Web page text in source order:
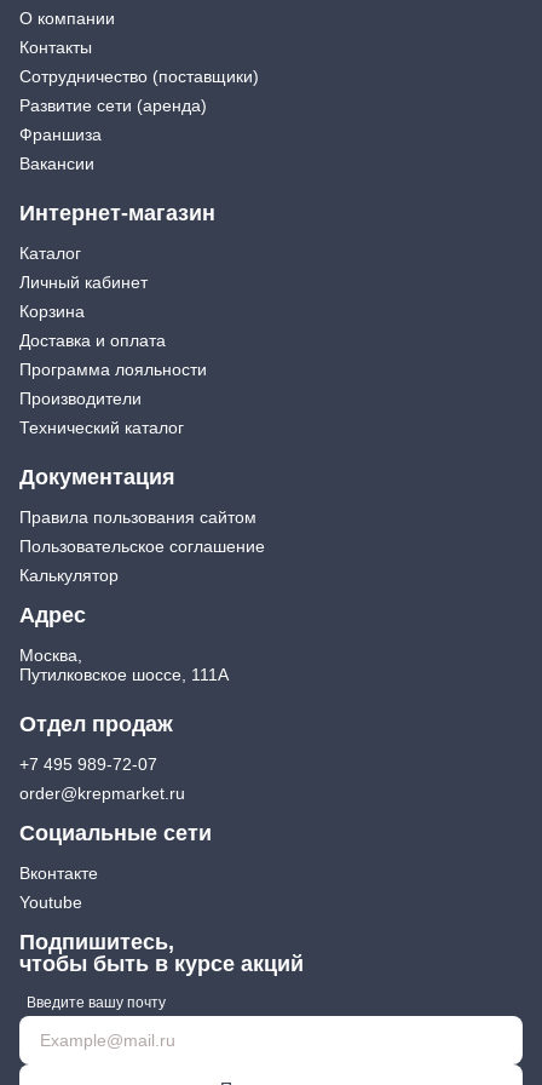
Экстракторы
Заклепочники
Ключи (упаковки)
Лестницы, стремянки
Стремянки
Ящики, Кейсы, Органайзеры
Сумки для инструмента
Защита рук
Защита глаз, Головы
Плащи и дождевики
Бытовая химия
Освежители воздуха и ароматизаторы
Средства для мытья посуды
Средства для прочистки труб
Средства для стирки и ухода за бельем
Средства чистящие и моющие для дома
О компании
Контакты
Сотрудничество (поставщики)
Развитие сети (аренда)
Франшиза
Вакансии
Интернет-магазин
Каталог
Личный кабинет
Корзина
Доставка и оплата
Программа лояльности
Производители
Технический каталог
Документация
Правила пользования сайтом
Пользовательское соглашение
Калькулятор
Адрес
Москва,
Путилковское шоссе, 111А
Отдел продаж
+7 495 989-72-07
order@krepmarket.ru
Социальные сети
Вконтакте
Youtube
Подпишитесь,
чтобы быть в курсе акций
Введите вашу почту